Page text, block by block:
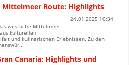
Mittelmeer Route: Highlights
24.01.2025 10:34
westliche Mittelmeer
kulturellen
und kulinarischen Erlebnissen. Zu den
Canaria: Highlights und